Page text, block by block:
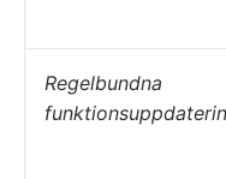
Regelbundna